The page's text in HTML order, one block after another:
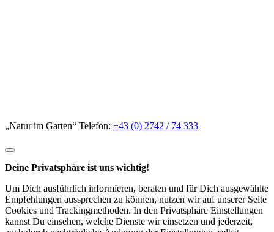
„Natur im Garten“ Telefon: +43 (0) 2742 / 74 333
Deine Privatsphäre ist uns wichtig!
Um Dich ausführlich informieren, beraten und für Dich ausgewählte
Empfehlungen aussprechen zu können, nutzen wir auf unserer Seite
Cookies und Trackingmethoden. In den Privatsphäre Einstellungen
kannst Du einsehen, welche Dienste wir einsetzen und jederzeit,